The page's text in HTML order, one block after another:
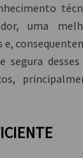
uma
e,
segura